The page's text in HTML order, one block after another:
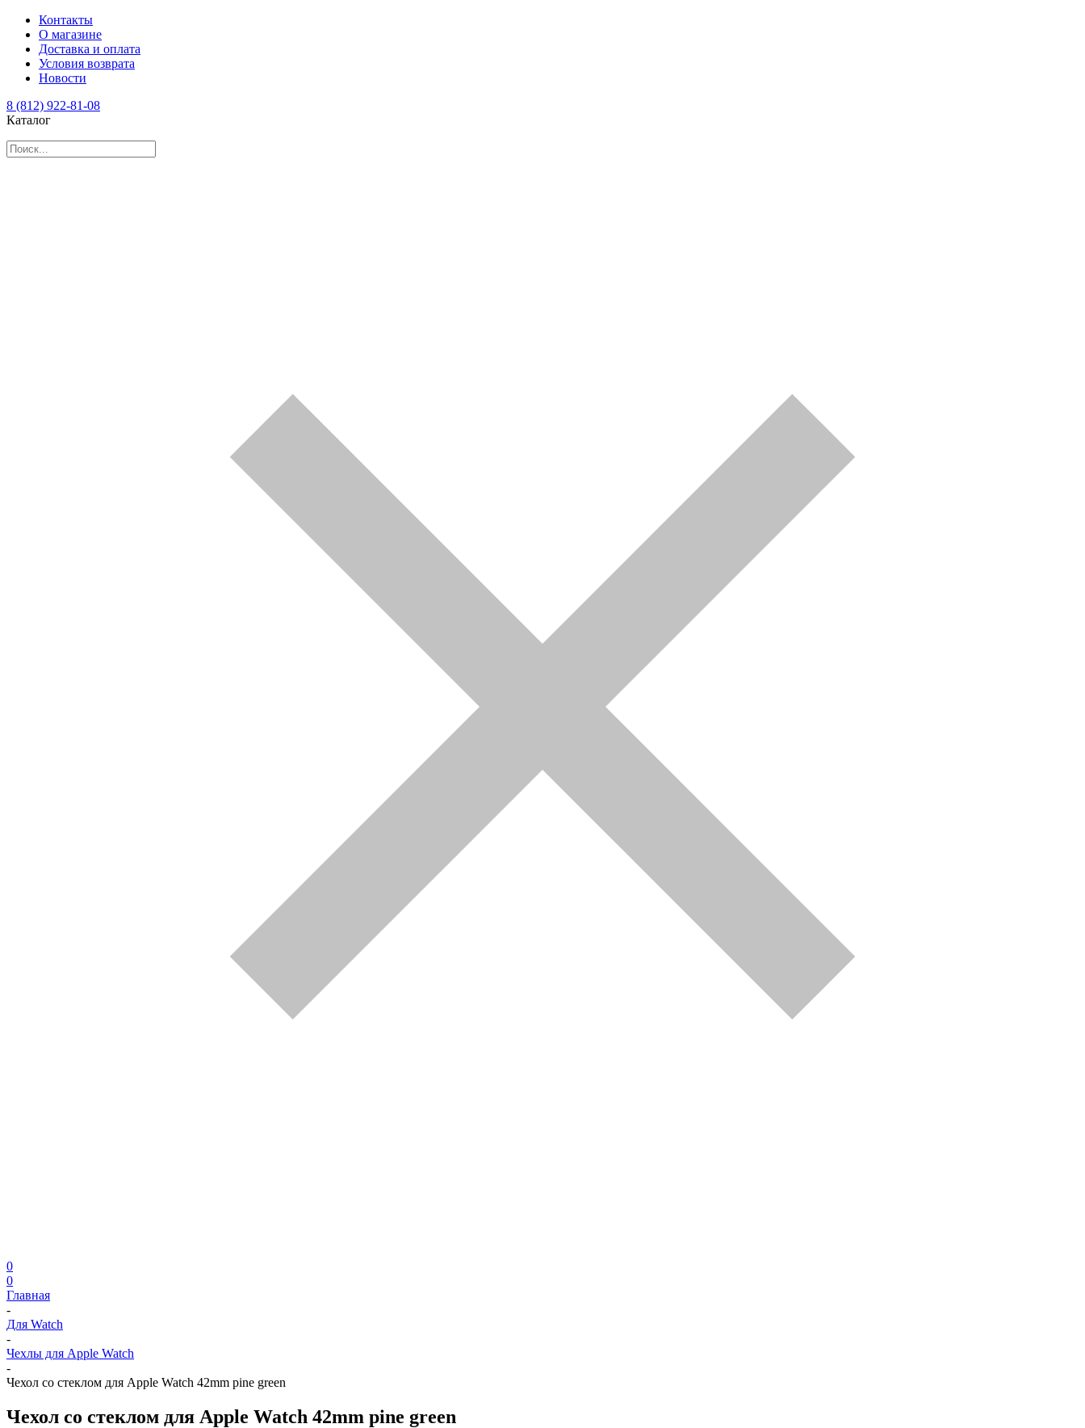
Контакты
О магазине
Доставка и оплата
Условия возврата
Новости
8 (812) 922-81-08
Каталог
0
0
Главная
-
Для Watch
-
Чехлы для Apple Watch
-
Чехол со стеклом для Apple Watch 42mm pine green
Чехол со стеклом для Apple Watch 42mm pine green